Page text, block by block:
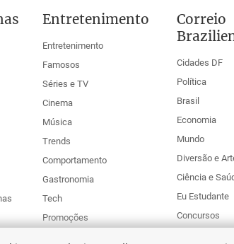
Entretenimento
Entretenimento
Famosos
Séries e TV
Cinema
Música
Trends
Comportamento
Gastronomia
Tech
Promoções
Correio
Cidades DF
Política
Brasil
Economia
Mundo
Diversão e
Ciência e
Eu Estudante
Concursos